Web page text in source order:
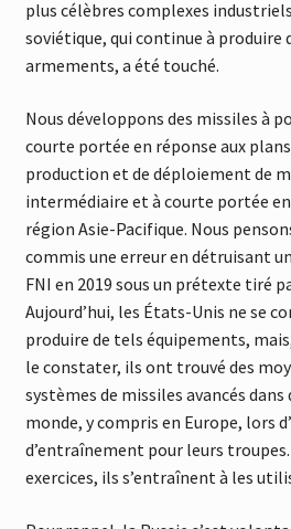
plus célèbres complexes industriels
soviétique, qui continue à produire
armements, a été touché.
Nous développons des missiles à
courte portée en réponse aux
production et de déploiement de
intermédiaire et à courte portée
région Asie-Pacifique. Nous
commis une erreur en détruisant
FNI en 2019 sous un prétexte tiré
Aujourd’hui, les États-Unis ne se
produire de tels équipements,
le constater, ils ont trouvé des
systèmes de missiles avancés
monde, y compris en Europe, lors
d’entraînement pour leurs troupes.
exercices, ils s’entraînent à les